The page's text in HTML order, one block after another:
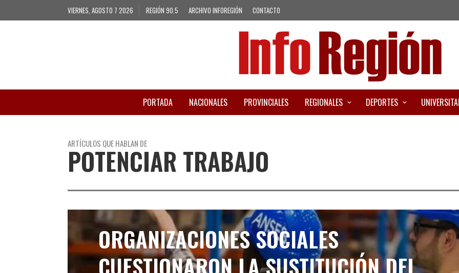
VIERNES, AGOSTO 7 2026 REGIÓN 90.5 ARCHIVO INFOREGIÓN CONTACTO
PORTADA NACIONALES PROVINCIALES REGIONALES DEPORTES
ARTÍCULOS QUE HABLAN DE
POTENCIAR TRABAJO
ORGANIZACIONES SOCIALES
CUESTIONARON LA SUSTITUCIÓN DEL